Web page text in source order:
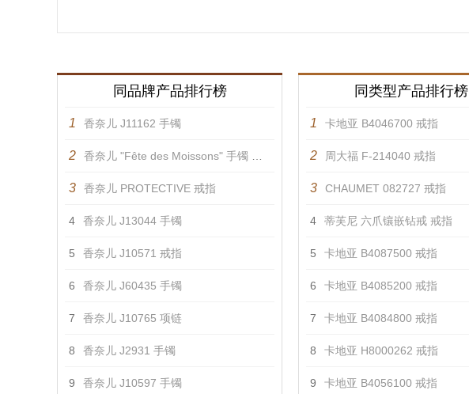
同品牌产品排行榜
1 香奈儿 J11162 手镯
2 香奈儿 "Fête des Moissons" 手镯 手镯
3 香奈儿 PROTECTIVE 戒指
4 香奈儿 J13044 手镯
5 香奈儿 J10571 戒指
6 香奈儿 J60435 手镯
7 香奈儿 J10765 项链
8 香奈儿 J2931 手镯
9 香奈儿 J10597 手镯
同类型产品排行榜
1 卡地亚 B4046700 戒指
2 周大福 F-214040 戒指
3 CHAUMET 082727 戒指
4 蒂芙尼 六爪镶嵌钻戒 戒指
5 卡地亚 B4087500 戒指
6 卡地亚 B4085200 戒指
7 卡地亚 B4084800 戒指
8 卡地亚 H8000262 戒指
9 卡地亚 B4056100 戒指